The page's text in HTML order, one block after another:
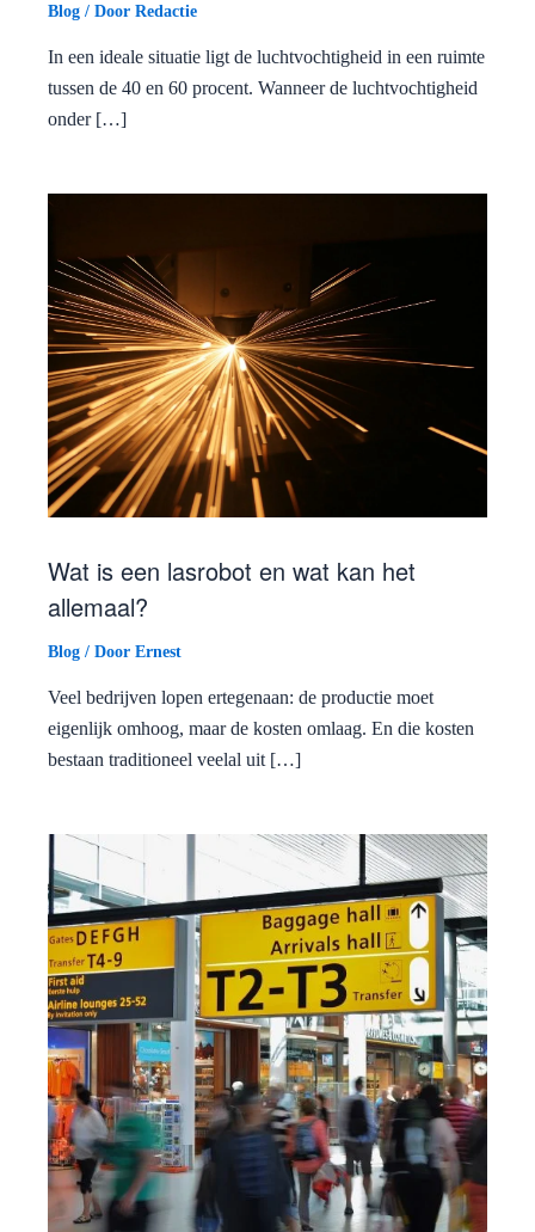
Blog / Door Redactie
In een ideale situatie ligt de luchtvochtigheid in een ruimte
tussen de 40 en 60 procent. Wanneer de luchtvochtigheid
onder […]
Wat is een lasrobot en wat kan het
allemaal?
Blog / Door Ernest
Veel bedrijven lopen ertegenaan: de productie moet
eigenlijk omhoog, maar de kosten omlaag. En die kosten
bestaan traditioneel veelal uit […]